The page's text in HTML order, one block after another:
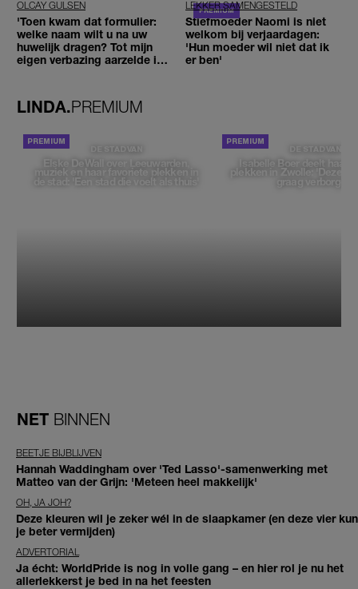
OLCAY GULSEN
'Toen kwam dat formulier:
welke naam wilt u na uw
huwelijk dragen? Tot mijn
eigen verbazing aarzelde ik
LEKKER SAMENGESTELD
Stiefmoeder Naomi is niet
welkom bij verjaardagen:
'Hun moeder wil niet dat ik
er ben'
LINDA.PREMIUM
DE STAD VAN
Elske DeWall over Leeuwarden,
muziek en haar favoriete plekken in
de stad: 'Een stad die voelt als thuis'
DE STAD VAN
Isabelle Boer deelt haar
plekken in Zwolle: 'Deze
graag verborgen'
NET BINNEN
BEETJE BIJBLIJVEN
Hannah Waddingham over 'Ted Lasso'-samenwerking met
Matteo van der Grijn: 'Meteen heel makkelijk'
OH, JA JOH?
Deze kleuren wil je zeker wél in de slaapkamer (en deze vier kun
je beter vermijden)
ADVERTORIAL
Ja écht: WorldPride is nog in volle gang – en hier rol je nu het
allerlekkerst je bed in na het feesten